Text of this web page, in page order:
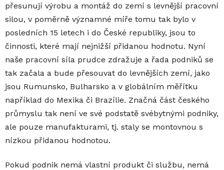
přesunují výrobu a montáž do zemí s levnější pracovní
silou, v poměrně významné míře tomu tak bylo v
posledních 15 letech i do České republiky, jsou to
činnosti, které mají nejnižší přidanou hodnotu. Nyní
naše pracovní síla prudce zdražuje a řada podniků se
tak začala a bude přesouvat do levnějších zemí, jako
jsou Rumunsko, Bulharsko a v globálním měřítku
například do Mexika či Brazílie. Značná část českého
průmyslu tak není ve své podstatě svébytnými podniky,
ale pouze manufakturami, tj. staly se montovnou s
nízkou přidanou hodnotou.
Pokud podnik nemá vlastní produkt či službu, nemá